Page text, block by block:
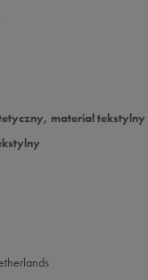
materiał tekstylny